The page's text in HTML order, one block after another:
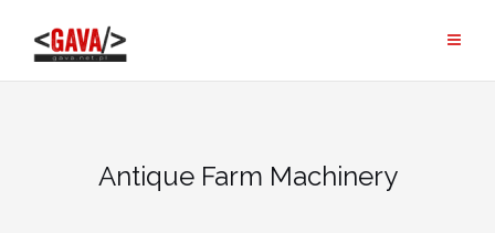
content
Antique Farm Machinery